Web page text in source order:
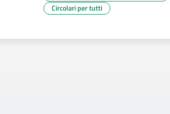
Circolari per tutti